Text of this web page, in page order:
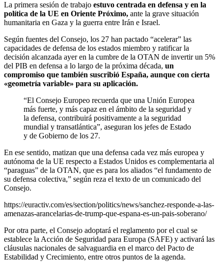
La primera sesión de trabajo estuvo centrada en defensa y en la
política de la UE en Oriente Próximo, ante la grave situación
humanitaria en Gaza y la guerra entre Irán e Israel.
Según fuentes del Consejo, los 27 han pactado “acelerar” las
capacidades de defensa de los estados miembro y ratificar la
decisión alcanzada ayer en la cumbre de la OTAN de invertir un 5%
del PIB en defensa a lo largo de la próxima década, un
compromiso que también suscribió España, aunque con cierta
«geometría variable» para su aplicación.
“El Consejo Europeo recuerda que una Unión Europea
más fuerte, y más capaz en el ámbito de la seguridad y
la defensa, contribuirá positivamente a la seguridad
mundial y transatlántica”, aseguran los jefes de Estado
y de Gobierno de los 27.
En ese sentido, matizan que una defensa cada vez más europea y
autónoma de la UE respecto a Estados Unidos es complementaria al
“paraguas” de la OTAN, que es para los aliados “el fundamento de
su defensa colectiva,” según reza el texto de un comunicado del
Consejo.
https://euractiv.com/es/section/politics/news/sanchez-responde-a-las-
amenazas-arancelarias-de-trump-que-espana-es-un-pais-soberano/
Por otra parte, el Consejo adoptará el reglamento por el cual se
establece la Acción de Seguridad para Europa (SAFE) y activará las
cláusulas nacionales de salvaguardia en el marco del Pacto de
Estabilidad y Crecimiento, entre otros puntos de la agenda.